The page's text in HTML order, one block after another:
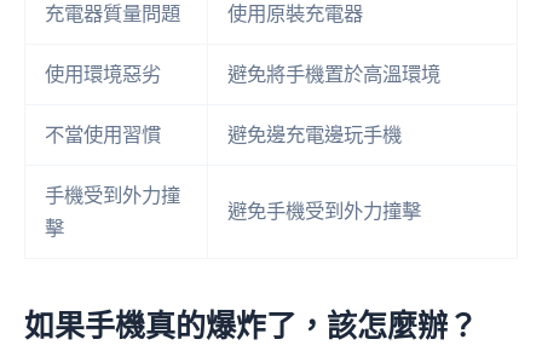
充電器質量問題 使用原裝充電器
使用環境惡劣 避免將手機置於高溫環境
不當使用習慣 避免邊充電邊玩手機
手機受到外力撞
擊
避免手機受到外力撞擊
如果手機真的爆炸了，該怎麼辦？